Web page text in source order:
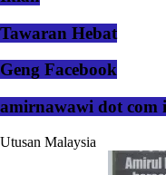
Tawaran Hebat
Geng Facebook
amirnawawi dot com
Utusan Malaysia